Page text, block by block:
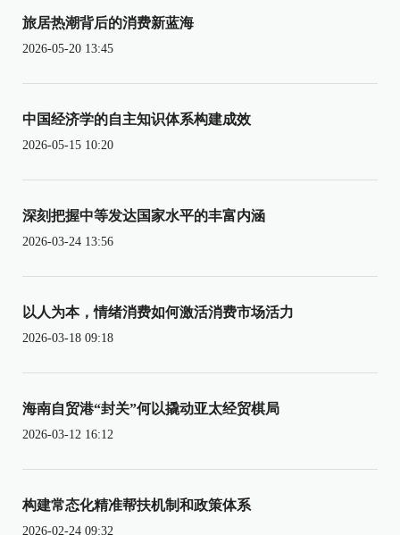
旅居热潮背后的消费新蓝海
2026-05-20 13:45
中国经济学的自主知识体系构建成效
2026-05-15 10:20
深刻把握中等发达国家水平的丰富内涵
2026-03-24 13:56
以人为本，情绪消费如何激活消费市场活力
2026-03-18 09:18
海南自贸港“封关”何以撬动亚太经贸棋局
2026-03-12 16:12
构建常态化精准帮扶机制和政策体系
2026-02-24 09:32